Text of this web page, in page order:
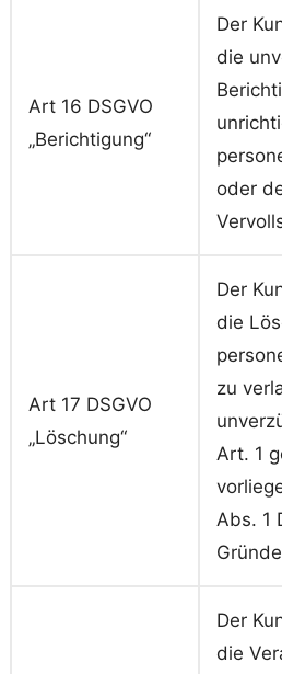
Art 16 DSGVO
„Berichtigung“
Der
die
oder
Art 17 DSGVO
„Löschung“
Der
die
zu
Art. 1
Abs. 1
Der
die